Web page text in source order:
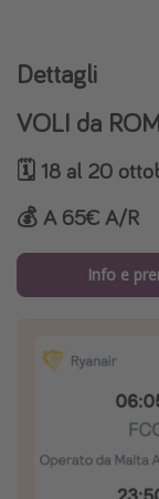
Dettagli
VOLI da
🗓️ 18 al 20
💰 A 65€ A/R
Info e